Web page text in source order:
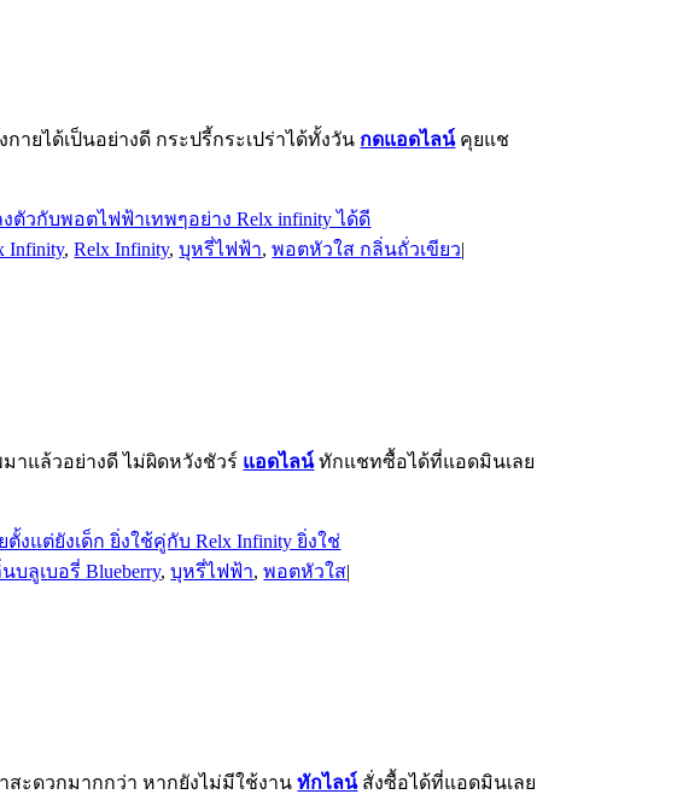
ยได้เป็นอย่างดี กระปรี้กระเปร่าได้ทั้งวัน กดแอดไลน์คุยแช
Infinity,Relx Infinity,บุหรี่ไฟฟ้า,พอตหัวใส กลิ่นถั่วเขียว|
าแล้วอย่างดี ไม่ผิดหวังชัวร์ แอดไลน์ทักแชทซื้อได้ที่แอดมินเลย
บลูเบอรี่ Blueberry,บุหรี่ไฟฟ้า,พอตหัวใส|
สะดวกมากกว่า หากยังไม่มีใช้งานทักไลน์สั่งซื้อได้ที่แอดมินเลย